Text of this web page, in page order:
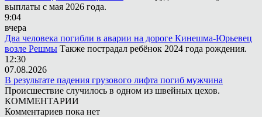
выплаты с мая 2026 года.
9:04
вчера
Два человека погибли в аварии на дороге Кинешма-Юрьевец
возле Решмы Также пострадал ребёнок 2024 года рождения.
12:30
07.08.2026
В результате падения грузового лифта погиб мужчина
Происшествие случилось в одном из швейных цехов.
КОММЕНТАРИИ
Комментариев пока нет